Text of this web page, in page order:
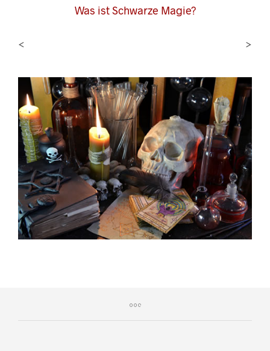
Was ist Schwarze Magie?
< >